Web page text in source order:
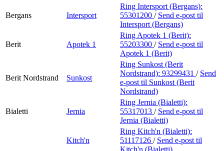
Bergans Intersport
Ring Intersport (Bergans):
55301200 / Send e-post til
Intersport (Bergans)
Berit Apotek 1
Ring Apotek 1 (Berit):
55203300 / Send e-post til
Apotek 1 (Berit)
Berit Nordstrand Sunkost
Ring Sunkost (Berit
Nordstrand): 93299431 / Send
e-post til Sunkost (Berit
Nordstrand)
Bialetti Jernia
Ring Jernia (Bialetti):
55317013 / Send e-post til
Jernia (Bialetti)
Kitch'n
Ring Kitch'n (Bialetti):
51117126 / Send e-post til
Kitch'n (Bialetti)